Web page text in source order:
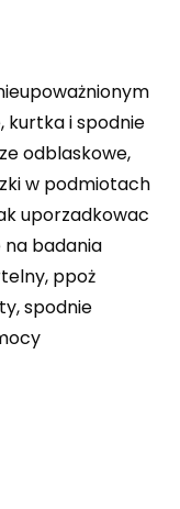
kurtka i spodnie
odblaskowe,
w podmiotach
uporzadkowac
na badania
ppoż
spodnie